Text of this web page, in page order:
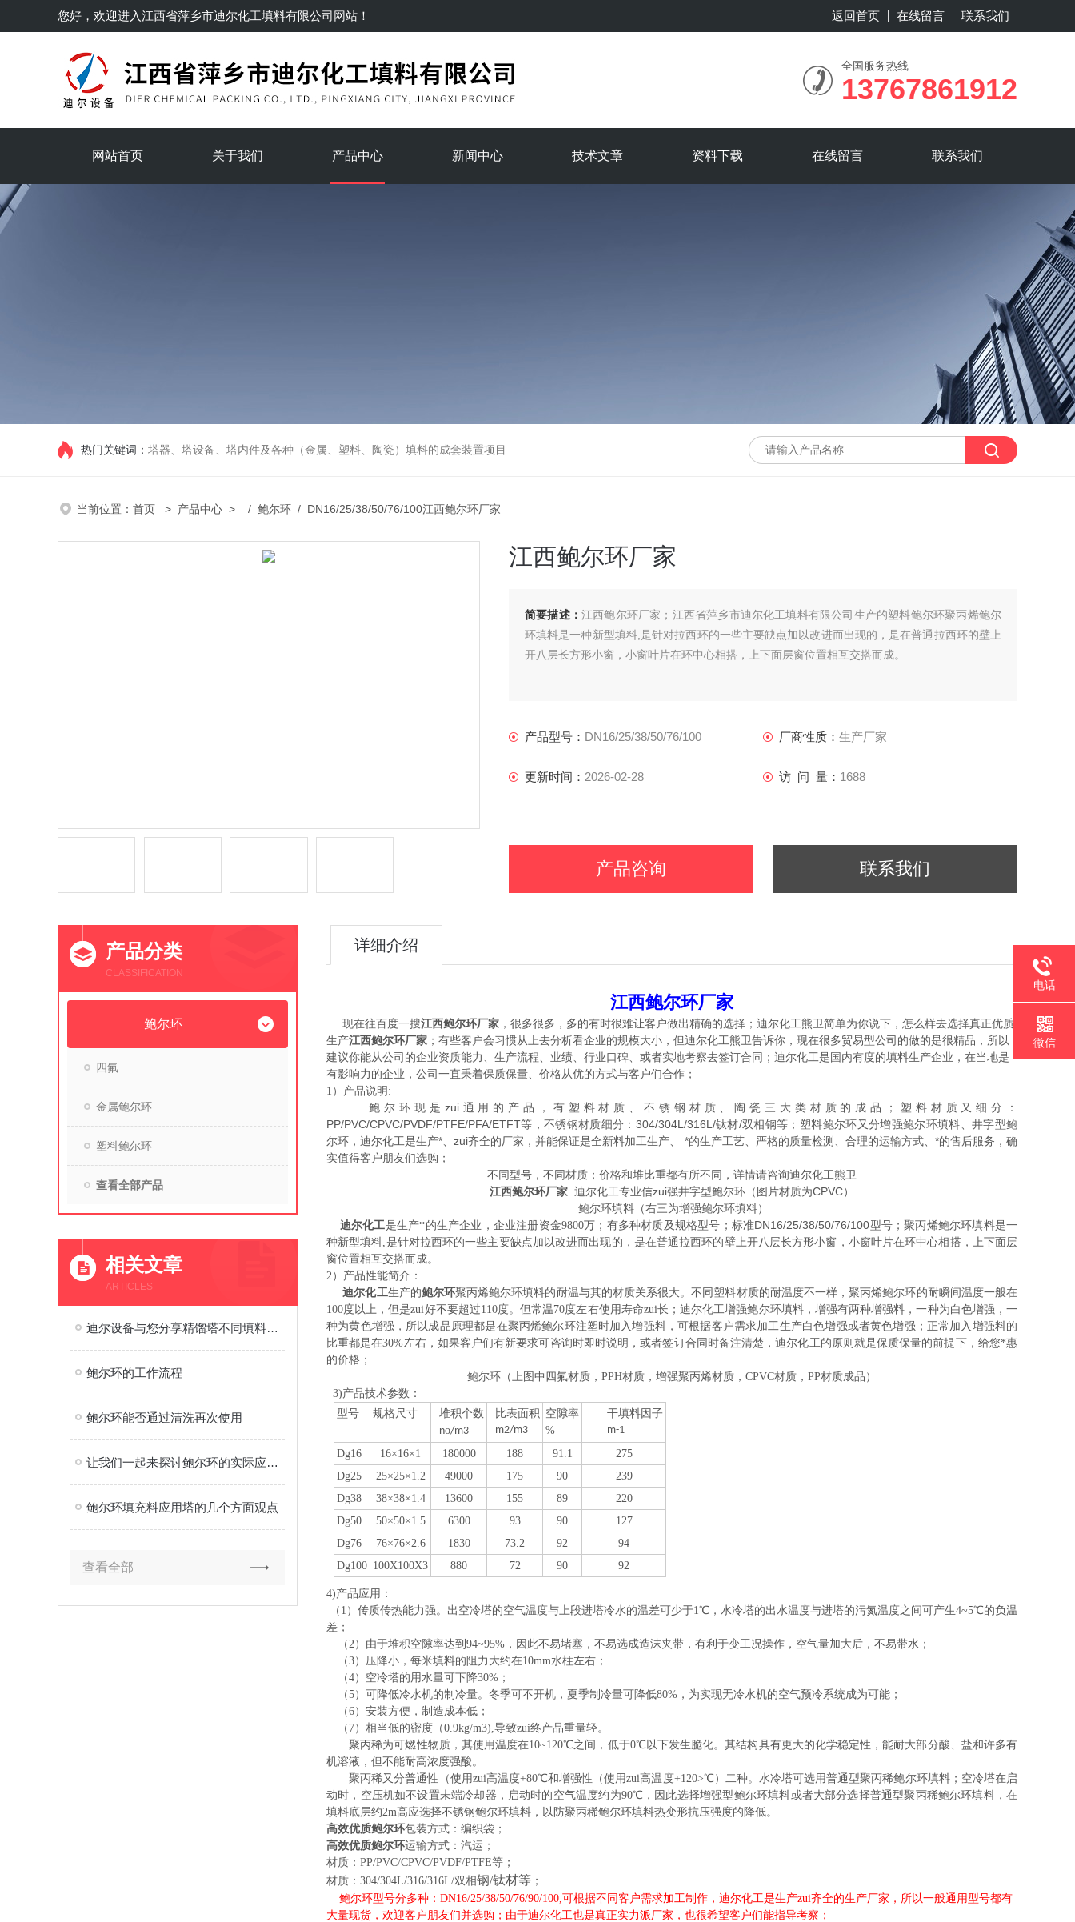
您好，欢迎进入江西省萍乡市迪尔化工填料有限公司网站！ 返回首页 在线留言 联系我们
全国服务热线
13767861912
网站首页 关于我们 产品中心 新闻中心 技术文章 资料下载 在线留言 联系我们
热门关键词： 塔器、塔设备、塔内件及各种（金属、塑料、陶瓷）填料的成套装置项目
当前位置： 首页 > 产品中心 > / 鲍尔环 / DN16/25/38/50/76/100江西鲍尔环厂家
江西鲍尔环厂家
简要描述： 江西鲍尔环厂家；江西省萍乡市迪尔化工填料有限公司生产的塑料鲍尔环聚丙烯鲍尔
环填料是一种新型填料,是针对拉西环的一些主要缺点加以改进而出现的，是在普通拉西环的壁上
开八层长方形小窗，小窗叶片在环中心相搭，上下面层窗位置相互交搭而成。
产品型号： DN16/25/38/50/76/100 厂商性质： 生产厂家
更新时间： 2026-02-28 访 问 量： 1688
产品咨询 联系我们
产品分类
CLASSIFICATION
鲍尔环
四氟
金属鲍尔环
塑料鲍尔环
查看全部产品
相关文章
ARTICLES
迪尔设备与您分享精馏塔不同填料的作用
鲍尔环的工作流程
鲍尔环能否通过清洗再次使用
让我们一起来探讨鲍尔环的实际应用效果如何
鲍尔环填充料应用塔的几个方面观点
查看全部
详细介绍
江西鲍尔环厂家
现在往百度一搜江西鲍尔环厂家 ，很多很多，多的有时很难让客户做出精确的选择；迪尔化工熊卫简单为你说下，怎么样去选择真正优质
生产江西鲍尔环厂家 ；有些客户会习惯从上去分析看企业的规模大小，但迪尔化工熊卫告诉你，现在很多贸易型公司的做的是很精品，所以
建议你能从公司的企业资质能力、生产流程、业绩、行业口碑、或者实地考察去签订合同；迪尔化工是国内有度的填料生产企业，在当地是
有影响力的企业，公司一直秉着保质保量、价格从优的方式与客户们合作；
1）产品说明:
鲍尔环现是zui通用的产品，有塑料材质、不锈钢材质、陶瓷三大类材质的成品；塑料材质又细分：
PP/PVC/CPVC/PVDF/PTFE/PFA/ETFT等，不锈钢材质细分：304/304L/316L/钛材/双相钢等；塑料鲍尔环又分增强鲍尔环填料、井字型鲍
尔环，迪尔化工是生产*、zui齐全的厂家，并能保证是全新料加工生产、 *的生产工艺、严格的质量检测、合理的运输方式、*的售后服务，确
实值得客户朋友们选购；
不同型号，不同材质；价格和堆比重都有所不同，详情请咨询迪尔化工熊卫
江西鲍尔环厂家 迪尔化工专业信zui强井字型鲍尔环（图片材质为CPVC）
鲍尔环填料（右三为增强鲍尔环填料）
迪尔化工是生产*的生产企业，企业注册资金9800万； 有多种材质及规格型号；标准DN16/25/38/50/76/100型号； 聚丙烯鲍尔环填料是一
种新型填料,是针对拉西环的一些主要缺点加以改进而出现的，是在普通拉西环的壁上开八层长方形小窗，小窗叶片在环中心相搭，上下面层
窗位置相互交搭而成。
2）产品性能简介：
迪尔化工生产的鲍尔环聚丙烯鲍尔环填料的耐温与其的材质关系很大。不同塑料材质的耐温度不一样，聚丙烯鲍尔环的耐瞬间温度一般在
100度以上，但是zui好不要超过110度。但常温70度左右使用寿命zui长；迪尔化工增强鲍尔环填料，增强有两种增强料，一种为白色增强，一
种为黄色增强，所以成品原理都是在聚丙烯鲍尔环注塑时加入增强料，可根据客户需求加工生产白色增强或者黄色增强；正常加入增强料的
比重都是在30%左右，如果客户们有新要求可咨询时即时说明，或者签订合同时备注清楚，迪尔化工的原则就是保质保量的前提下，给您*惠
的价格；
鲍尔环（上图中四氟材质，PPH材质，增强聚丙烯材质，CPVC材质，PP材质成品）
3)产品技术参数：
型号
规格尺寸
堆积个数
no/m3
比表面积
m2/m3
空隙率
%
干填料因子
m-1
Dg16
16×16×1 180000 188 91.1
275
Dg25
25×25×1.2 49000 175 90
239
Dg38
38×38×1.4 13600 155 89
220
Dg50
50×50×1.5 6300 93 90
127
Dg76
76×76×2.6 1830 73.2 92
94
Dg100 100X100X3 880 72 90 92
4)产品应用：
（1）传质传热能力强。出空冷塔的空气温度与上段进塔冷水的温差可少于1℃，水冷塔的出水温度与进塔的污氮温度之间可产生4~5℃的负温
差；
（2）由于堆积空隙率达到94~95%，因此不易堵塞，不易选成造沫夹带，有利于变工况操作，空气量加大后，不易带水；
（3）压降小，每米填料的阻力大约在10mm水柱左右；
（4）空冷塔的用水量可下降30%；
（5）可降低冷水机的制冷量。冬季可不开机，夏季制冷量可降低80%，为实现无冷水机的空气预冷系统成为可能；
（6）安装方便，制造成本低；
（7）相当低的密度（0.9kg/m3),导致zui终产品重量轻。
聚丙稀为可燃性物质，其使用温度在10~120℃之间，低于0℃以下发生脆化。其结构具有更大的化学稳定性，能耐大部分酸、盐和许多有
机溶液，但不能耐高浓度强酸。
聚丙稀又分普通性（使用zui高温度+80℃和增强性（使用zui高温度+120>℃）二种。水冷塔可选用普通型聚丙稀鲍尔环填料；空冷塔在启
动时，空压机如不设置未端冷却器，启动时的空气温度约为90℃，因此选择增强型鲍尔环填料或者大部分选择普通型聚丙稀鲍尔环填料，在
填料底层约2m高应选择不锈钢鲍尔环填料，以防聚丙稀鲍尔环填料热变形抗压强度的降低。
高效优质鲍尔环包装方式：编织袋；
高效优质鲍尔环运输方式：汽运；
材质：PP/PVC/CPVC/PVDF/PTFE等；
材质：304/304L/316/316L/双相钢/钛材等 ；
鲍尔环型号分多种：DN16/25/38/50/76/90/100,可根据不同客户需求加工制作，迪尔化工是生产zui齐全的生产厂家，所以一般通用型号都有
大量现货，欢迎客户朋友们并选购；由于迪尔化工也是真正实力派厂家，也很希望客户们能指导考察；
电话
微信